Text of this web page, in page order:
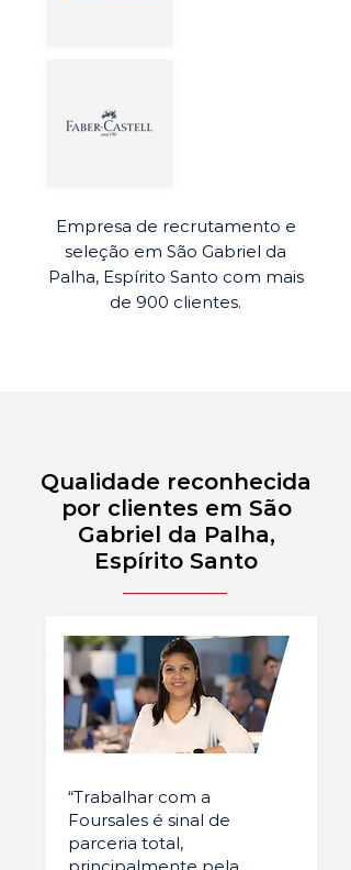
Empresa de recrutamento e
seleção em São Gabriel da
Palha, Espírito Santo com mais
de 900 clientes.
Qualidade reconhecida
por clientes em São
Gabriel da Palha,
Espírito Santo
“Trabalhar com a
Foursales é sinal de
parceria total,